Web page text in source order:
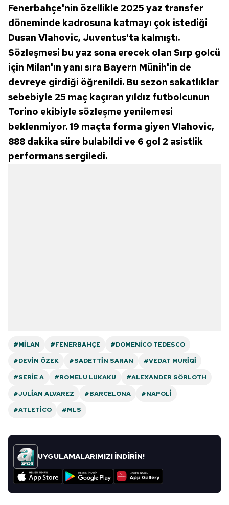
Fenerbahçe'nin özellikle 2025 yaz transfer
döneminde kadrosuna katmayı çok istediği
Dusan Vlahovic, Juventus'ta kalmıştı.
Sözleşmesi bu yaz sona erecek olan Sırp golcü
için Milan'ın yanı sıra Bayern Münih'in de
devreye girdiği öğrenildi. Bu sezon sakatlıklar
sebebiyle 25 maç kaçıran yıldız futbolcunun
Torino ekibiyle sözleşme yenilemesi
beklenmiyor. 19 maçta forma giyen Vlahovic,
888 dakika süre bulabildi ve 6 gol 2 asistlik
performans sergiledi.
#MILAN #FENERBAHÇE
#DOMENICO TEDESCO
#DEVIN ÖZEK
#SADETTIN SARAN
#VEDAT MURIQI
#SERIE A
#ROMELU LUKAKU
#ALEXANDER SÖRLOTH
#JULIAN ALVAREZ
#BARCELONA
#NAPOLI
#ATLETICO
#MLS
UYGULAMALARIMIZI İNDİRİN!